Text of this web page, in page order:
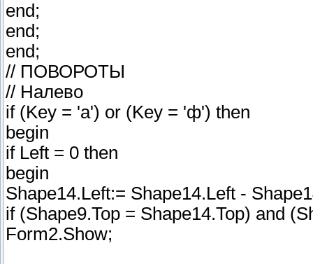
end;
end;
end;
// ПОВОРОТЫ
// Налево
if (Key = 'a') or (Key = 'ф') then
begin
if Left = 0 then
begin
Shape14.Left:= Shape14.Left -
if (Shape9.Top = Shape14.Top) and
Form2.Show;